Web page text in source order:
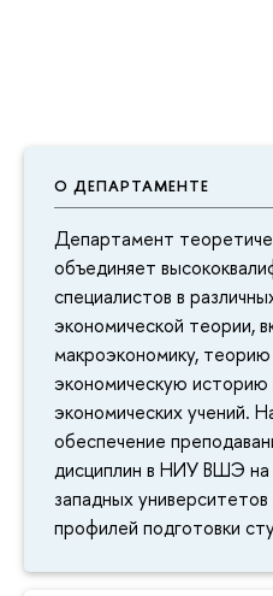
О ДЕПАРТАМЕНТЕ
Департамент
объединяет
специалистов в
экономической теории,
макроэкономику,
экономическую
экономических учений.
обеспечение
дисциплин в НИУ ВШЭ на
западных
профилей подготовки